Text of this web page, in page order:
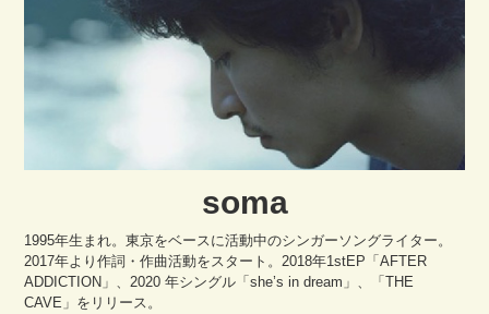
soma
1995年生まれ。東京をベースに活動中のシンガーソングライター。
2017年より作詞・作曲活動をスタート。2018年1stEP「AFTER
ADDICTION」、2020 年シングル「she’s in dream」、「THE
CAVE」をリリース。